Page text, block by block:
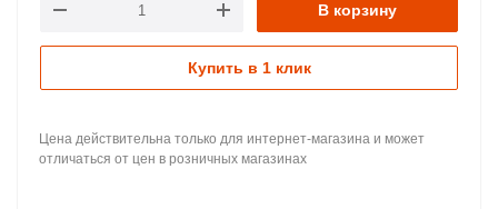
В корзину
Купить в 1 клик
Цена действительна только для интернет-магазина и может
отличаться от цен в розничных магазинах